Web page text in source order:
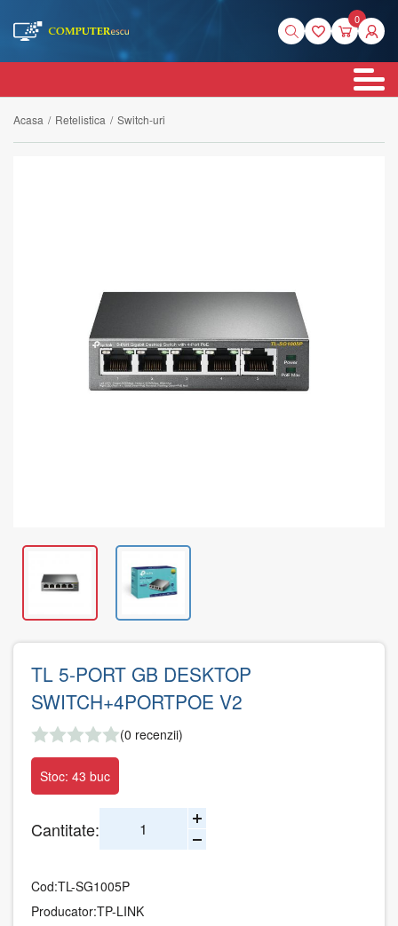
0
Acasa / Retelistica / Switch-uri
TL 5-PORT GB DESKTOP
SWITCH+4PORTPOE V2
(0 recenzii)
Stoc: 43 buc
Cantitate:
Cod:TL-SG1005P
Producator:TP-LINK